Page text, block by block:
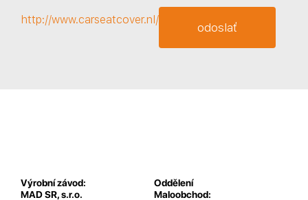
http://www.carseatcover.nl/
Výrobní závod:
MAD SR, s.r.o.
Oddělení
Maloobchod: